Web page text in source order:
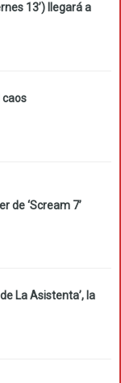
13’) llegará a
de ‘Scream 7’
La Asistenta’, la